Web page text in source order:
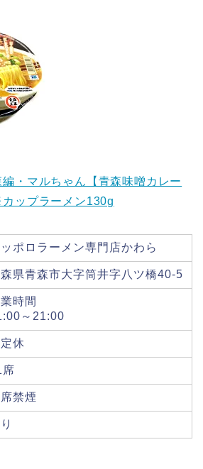
・マルちゃん【青森味噌カレー
ップラーメン130g
ポロラーメン専門店かわら
県青森市大字筒井字八ツ橋40-5
時間
～21:00
休
席
禁煙